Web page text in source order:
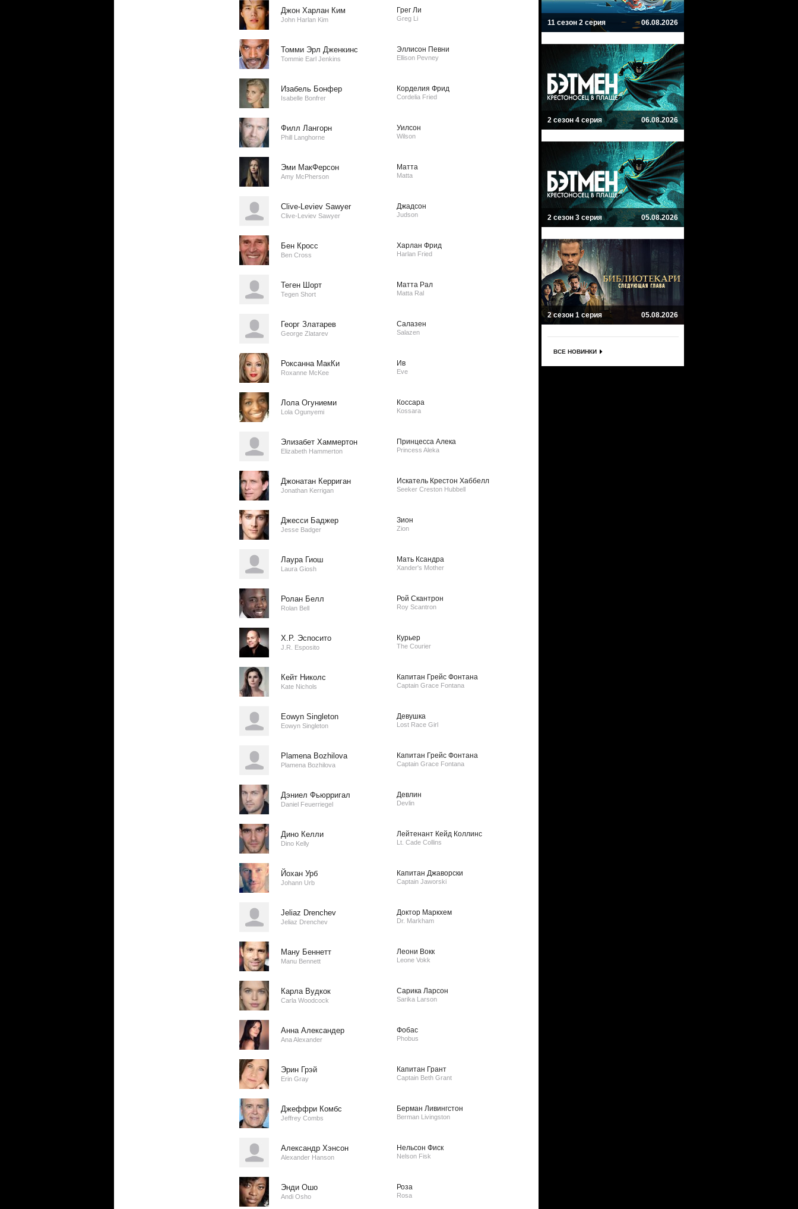
Джон Харлан Ким
John Harlan Kim
Грег Ли
Greg Li
Томми Эрл Дженкинс
Tommie Earl Jenkins
Эллисон Певни
Ellison Pevney
Изабель Бонфер
Isabelle Bonfrer
Корделия Фрид
Cordelia Fried
Филл Лангорн
Phill Langhorne
Уилсон
Wilson
Эми МакФерсон
Amy McPherson
Матта
Matta
Clive-Leviev Sawyer
Clive-Leviev Sawyer
Джадсон
Judson
Бен Кросс
Ben Cross
Харлан Фрид
Harlan Fried
Теген Шорт
Tegen Short
Матта Рал
Matta Ral
Георг Златарев
George Zlatarev
Салазен
Salazen
Роксанна МакКи
Roxanne McKee
Ив
Eve
Лола Огуниеми
Lola Ogunyemi
Коссара
Kossara
Элизабет Хаммертон
Elizabeth Hammerton
Принцесса Алека
Princess Aleka
Джонатан Керриган
Jonathan Kerrigan
Искатель Крестон Хаббелл
Seeker Creston Hubbell
Джесси Баджер
Jesse Badger
Зион
Zion
Лаура Гиош
Laura Giosh
Мать Ксандра
Xander's Mother
Ролан Белл
Rolan Bell
Рой Скантрон
Roy Scantron
Х.Р. Эспосито
J.R. Esposito
Курьер
The Courier
Кейт Николс
Kate Nichols
Капитан Грейс Фонтана
Captain Grace Fontana
Eowyn Singleton
Eowyn Singleton
Девушка
Lost Race Girl
Plamena Bozhilova
Plamena Bozhilova
Капитан Грейс Фонтана
Captain Grace Fontana
Дэниел Фьюрригал
Daniel Feuerriegel
Девлин
Devlin
Дино Келли
Dino Kelly
Лейтенант Кейд Коллинс
Lt. Cade Collins
Йохан Урб
Johann Urb
Капитан Джаворски
Captain Jaworski
Jeliaz Drenchev
Jeliaz Drenchev
Доктор Маркхем
Dr. Markham
Ману Беннетт
Manu Bennett
Леони Вокк
Leone Vokk
Карла Вудкок
Carla Woodcock
Сарика Ларсон
Sarika Larson
Анна Александер
Ana Alexander
Фобас
Phobus
Эрин Грэй
Erin Gray
Капитан Грант
Captain Beth Grant
Джеффри Комбс
Jeffrey Combs
Берман Ливингстон
Berman Livingston
Александр Хэнсон
Alexander Hanson
Нельсон Фиск
Nelson Fisk
Энди Ошо
Andi Osho
Роза
Rosa
11 сезон 2 серия 06.08.2026
2 сезон 4 серия 06.08.2026
2 сезон 3 серия 05.08.2026
2 сезон 1 серия 05.08.2026
ВСЕ НОВИНКИ